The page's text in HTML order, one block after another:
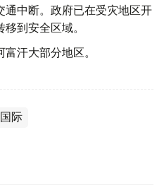
中断。政府已在受灾地区开
到安全区域。
汗大部分地区。
国际